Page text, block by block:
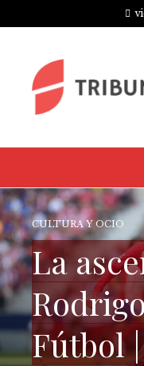
CULTURA Y OCIO
La
Fútbol